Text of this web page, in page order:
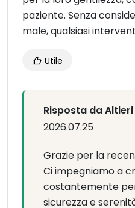
paziente. Senza
male, qualsiasi
Utile
Risposta da Altieri
2026.07.25
Grazie per la
Ci impegniamo a
costantemente
sicurezza e